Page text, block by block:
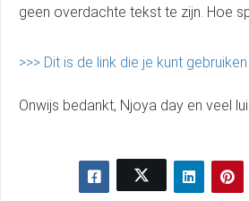
geen overdachte tekst te zijn. Hoe
>>> Dit is de link die je kunt gebruiken
Onwijs bedankt, Njoya day en veel